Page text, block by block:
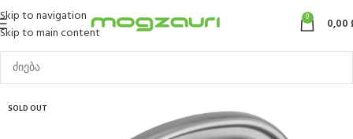
Skip to navigation
Skip to main content
0 0,00
SOLD OUT